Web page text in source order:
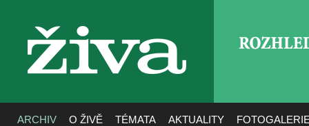
živa
ARCHIV O ŽIVĚ TÉMATA AKTUALITY